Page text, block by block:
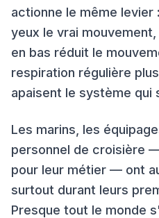
actionne le même levier
yeux le vrai
en bas réduit le
respiration régulière
apaisent le système qui
Les marins, les
personnel de croisière
pour leur métier — ont
surtout durant leurs
Presque tout le monde